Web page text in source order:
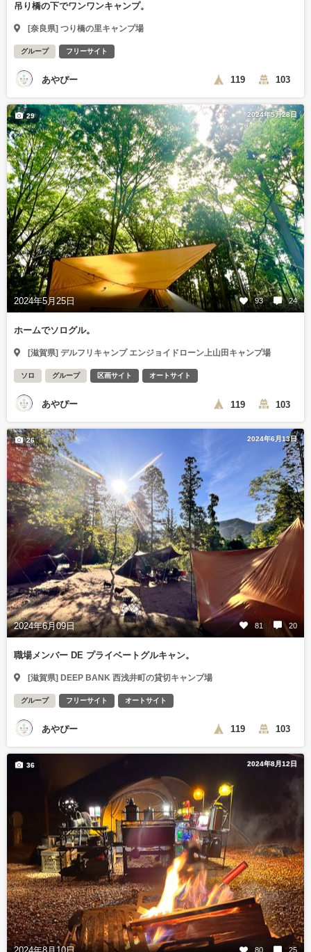
吊り橋の下でワンワンキャンプ。
[奈良県] つり橋の里キャンプ場
グループ フリーサイト
あやぴー 119 103
2024年5月28日
2024年5月25日 93 24
29
ホームでソログル。
[滋賀県] デルフリキャンプ エンジョイドローン上山田キャンプ場
ソロ グループ 区画サイト オートサイト
あやぴー 119 103
2024年6月13日
2024年6月09日 81 20
26
職場メンバー DE プライベートグルキャン。
[滋賀県] DEEP BANK 西浅井町の貸切キャンプ場
グループ フリーサイト オートサイト
あやぴー 119 103
2024年8月12日
80 25
36